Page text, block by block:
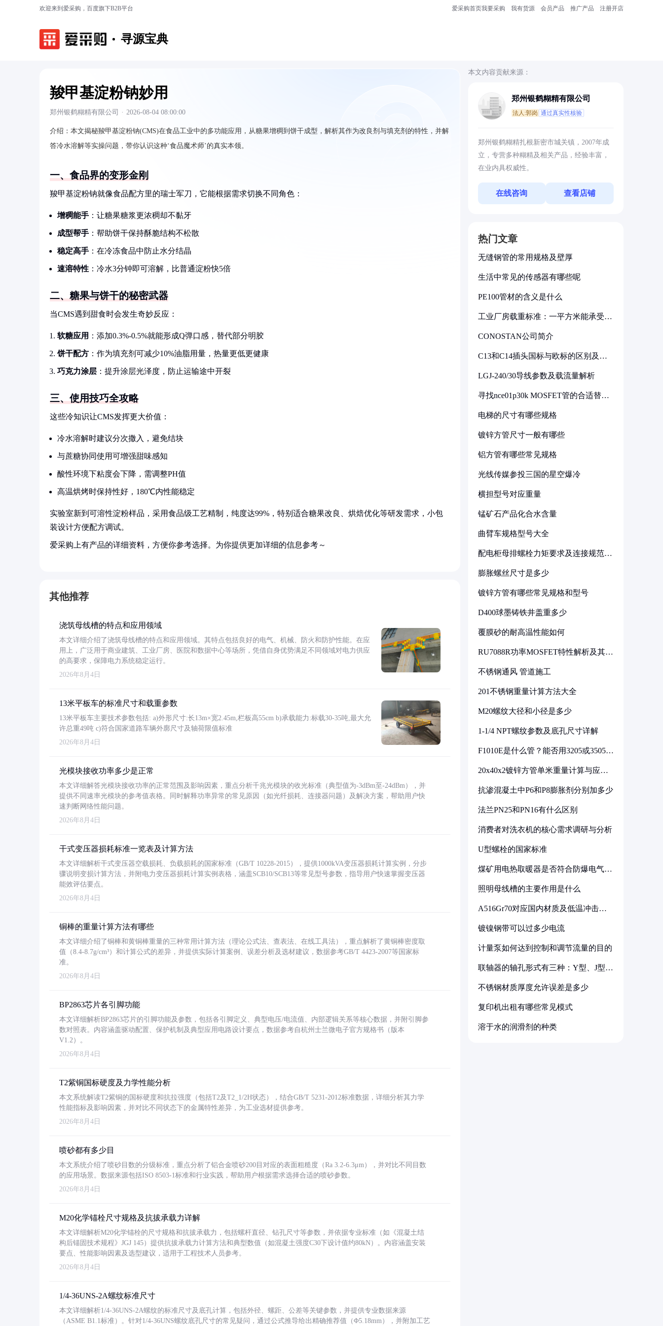
欢迎来到爱采购，百度旗下B2B平台 爱采购首页我要采购 我有货源 会员产品 推广产品 注册开店
寻源宝典
羧甲基淀粉钠妙用
郑州银鹤糊精有限公司 · 2026-08-04 08:00:00
介绍： 本文揭秘羧甲基淀粉钠(CMS)在食品工业中的多功能应用，从糖果增稠到饼干成型，解析其作为改良剂与填充剂的特性，并解
答冷水溶解等实操问题，带你认识这种‘食品魔术师’的真实本领。
一、食品界的变形金刚
羧甲基淀粉钠就像食品配方里的瑞士军刀，它能根据需求切换不同角色：
增稠能手 ：让糖果糖浆更浓稠却不黏牙
成型帮手 ：帮助饼干保持酥脆结构不松散
稳定高手 ：在冷冻食品中防止水分结晶
速溶特性 ：冷水3分钟即可溶解，比普通淀粉快5倍
二、糖果与饼干的秘密武器
当CMS遇到甜食时会发生奇妙反应：
软糖应用 ：添加0.3%-0.5%就能形成Q弹口感，替代部分明胶
饼干配方 ：作为填充剂可减少10%油脂用量，热量更低更健康
巧克力涂层 ：提升涂层光泽度，防止运输途中开裂
三、使用技巧全攻略
这些冷知识让CMS发挥更大价值：
冷水溶解时建议分次撒入，避免结块
与蔗糖协同使用可增强甜味感知
酸性环境下粘度会下降，需调整PH值
高温烘烤时保持性好，180℃内性能稳定
实验室新到可溶性淀粉样品，采用食品级工艺精制，纯度达99%，特别适合糖果改良、烘焙优化等研发需求，小包
装设计方便配方调试。
爱采购上有产品的详细资料，方便你参考选择。为你提供更加详细的信息参考～
其他推荐
浇筑母线槽的特点和应用领域
本文详细介绍了浇筑母线槽的特点和应用领域。其特点包括良好的电气、机械、防火和防护性能。在应
用上，广泛用于商业建筑、工业厂房、医院和数据中心等场所，凭借自身优势满足不同领域对电力供应
的高要求，保障电力系统稳定运行。
2026年8月4日
13米平板车的标准尺寸和载重参数
13米平板车主要技术参数包括: a)外形尺寸:长13m×宽2.45m,栏板高55cm b)承载能力:标载30-35吨,最大允
许总重49吨 c)符合国家道路车辆外廓尺寸及轴荷限值标准
2026年8月4日
光模块接收功率多少是正常
本文详细解答光模块接收功率的正常范围及影响因素，重点分析千兆光模块的收光标准（典型值为-3dBm至-24dBm），并
提供不同速率光模块的参考值表格。同时解释功率异常的常见原因（如光纤损耗、连接器问题）及解决方案，帮助用户快
速判断网络性能问题。
2026年8月4日
干式变压器损耗标准一览表及计算方法
本文详细解析干式变压器空载损耗、负载损耗的国家标准（GB/T 10228-2015），提供1000kVA变压器损耗计算实例，分步
骤说明变损计算方法，并附电力变压器损耗计算实例表格，涵盖SCB10/SCB13等常见型号参数，指导用户快速掌握变压器
能效评估要点。
2026年8月4日
铜棒的重量计算方法有哪些
本文详细介绍了铜棒和黄铜棒重量的三种常用计算方法（理论公式法、查表法、在线工具法），重点解析了黄铜棒密度取
值（8.4-8.7g/cm³）和计算公式的差异，并提供实际计算案例、误差分析及选材建议，数据参考GB/T 4423-2007等国家标
准。
2026年8月4日
BP2863芯片各引脚功能
本文详细解析BP2863芯片的引脚功能及参数，包括各引脚定义、典型电压/电流值、内部逻辑关系等核心数据，并附引脚参
数对照表。内容涵盖驱动配置、保护机制及典型应用电路设计要点，数据参考自杭州士兰微电子官方规格书（版本
V1.2）。
2026年8月4日
T2紫铜国标硬度及力学性能分析
本文系统解读T2紫铜的国标硬度和抗拉强度（包括T2及T2_1/2H状态），结合GB/T 5231-2012标准数据，详细分析其力学
性能指标及影响因素，并对比不同状态下的金属特性差异，为工业选材提供参考。
2026年8月4日
喷砂都有多少目
本文系统介绍了喷砂目数的分级标准，重点分析了铝合金喷砂200目对应的表面粗糙度（Ra 3.2-6.3μm），并对比不同目数
的应用场景。数据来源包括ISO 8503-1标准和行业实践，帮助用户根据需求选择合适的喷砂参数。
2026年8月4日
M20化学锚栓尺寸规格及抗拔承载力详解
本文详细解析M20化学锚栓的尺寸规格和抗拔承载力，包括螺杆直径、钻孔尺寸等参数，并依据专业标准（如《混凝土结
构后锚固技术规程》JGJ 145）提供抗拔承载力计算方法和典型数值（如混凝土强度C30下设计值约80kN）。内容涵盖安装
要点、性能影响因素及选型建议，适用于工程技术人员参考。
2026年8月4日
1/4-36UNS-2A螺纹标准尺寸
本文详细解析1/4-36UNS-2A螺纹的标准尺寸及底孔计算，包括外径、螺距、公差等关键参数，并提供专业数据来源
（ASME B1.1标准）。针对1/4-36UNS螺纹底孔尺寸的常见疑问，通过公式推导给出精确推荐值（Φ5.18mm），并附加工艺
本文内容贡献来源：
郑州银鹤糊精有限公司
法人:郭岗 通过真实性核验
郑州银鹤糊精扎根新密市城关镇，2007年成
立，专营多种糊精及相关产品，经验丰富，
在业内具权威性。
在线咨询 查看店铺
热门文章
无缝钢管的常用规格及壁厚
生活中常见的传感器有哪些呢
PE100管材的含义是什么
工业厂房载重标准：一平方米能承受多
CONOSTAN公司简介
C13和C14插头国标与欧标的区别及其
LGJ-240/30导线参数及载流量解析
寻找nce01p30k MOSFET管的合适替代
电梯的尺寸有哪些规格
镀锌方管尺寸一般有哪些
铝方管有哪些常见规格
光线传媒参投三国的星空爆冷
横担型号对应重量
锰矿石产品化合水含量
曲臂车规格型号大全
配电柜母排螺栓力矩要求及连接规范详
膨胀螺丝尺寸是多少
镀锌方管有哪些常见规格和型号
D400球墨铸铁井盖重多少
覆膜砂的耐高温性能如何
RU7088R功率MOSFET特性解析及其在
不锈钢通风 管道施工
201不锈钢重量计算方法大全
M20螺纹大径和小径是多少
1-1/4 NPT螺纹参数及底孔尺寸详解
F1010E是什么管？能否用3205或3505代
20x40x2镀锌方管单米重量计算与应用
抗渗混凝土中P6和P8膨胀剂分别加多少
法兰PN25和PN16有什么区别
消费者对洗衣机的核心需求调研与分析
U型螺栓的国家标准
煤矿用电热取暖器是否符合防爆电气设
照明母线槽的主要作用是什么
A516Gr70对应国内材质及低温冲击要
镀镍钢带可以过多少电流
计量泵如何达到控制和调节流量的目的
联轴器的轴孔形式有三种：Y型、J型、
不锈钢材质厚度允许误差是多少
复印机出租有哪些常见模式
溶于水的润滑剂的种类